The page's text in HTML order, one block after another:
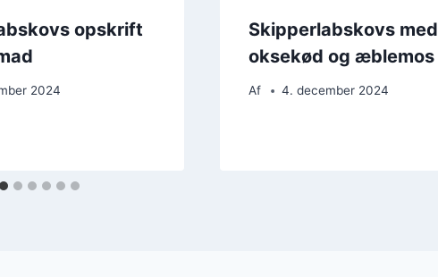
opskrift
2024
Skipperlabskovs med
oksekød og æblemos
Af 4. december 2024